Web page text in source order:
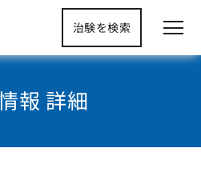
治験を検索
報 詳細